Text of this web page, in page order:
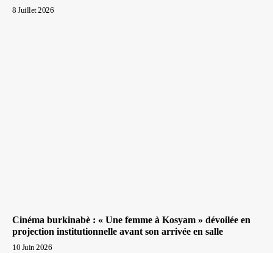
8 Juillet 2026
Cinéma burkinabè : « Une femme à Kosyam » dévoilée en
projection institutionnelle avant son arrivée en salle
10 Juin 2026